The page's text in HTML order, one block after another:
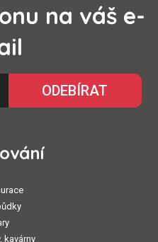
na váš e-
ODEBÍRAT
kavárny